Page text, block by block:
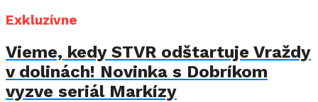
Exkluzívne
Vieme, kedy STVR odštartuje Vraždy
v dolinách! Novinka s Dobríkom
vyzve seriál Markízy